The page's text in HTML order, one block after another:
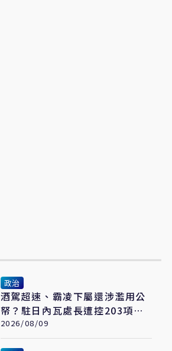
政治
酒駕超速、霸凌下屬還涉濫用公
帑？駐日內瓦處長遭控203項爭
議 外交部啟動調查
2026/08/09